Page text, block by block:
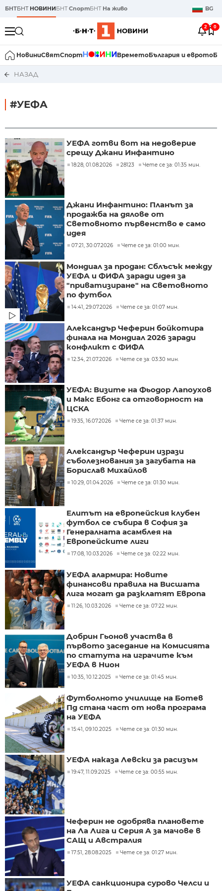
БНТБНТ НОВИНИБНТСпортБНТ На живо BG
2 0
НовиниСвятСпорт ВреметоБългария и еврото
НАЗАД
#УЕФА
УЕФА готви вот на недоверие
срещу Джани Инфантино
18:28, 01.08.2026 28123 Чете се за: 01:35 мин.
Джани Инфантино: Планът за
продажба на дялове от
Световното първенство е само
идея
07:21, 30.07.2026 Чете се за: 01:00 мин.
Мондиал за продан: Сблъсък между
УЕФА и ФИФА заради идея за
"приватизиране" на Световното
по футбол
14:41, 29.07.2026 Чете се за: 01:07 мин.
Александър Чеферин бойкотира
финала на Мондиал 2026 заради
конфликт с ФИФА
12:34, 21.07.2026 Чете се за: 03:30 мин.
УЕФА: Визите на Фьодор Лапоухов
и Макс Ебонг са отговорност на
ЦСКА
19:35, 16.07.2026 Чете се за: 01:37 мин.
Александър Чеферин изрази
съболезнования за загубата на
Борислав Михайлов
10:29, 01.04.2026 Чете се за: 01:30 мин.
Елитът на европейския клубен
футбол се събира в София за
Генералната асамблея на
Европейските лиги
17:08, 10.03.2026 Чете се за: 02:22 мин.
УЕФА алармира: Новите
финансови правила на Висшата
лига могат да разклатят Европа
11:26, 10.03.2026 Чете се за: 07:22 мин.
Добрин Гьонов участва в
първото заседание на Комисията
по статута на играчите към
УЕФА в Нион
10:35, 10.12.2025 Чете се за: 01:45 мин.
Футболното училище на Ботев
Пд стана част от нова програма
на УЕФА
15:41, 09.10.2025 Чете се за: 01:30 мин.
УЕФА наказа Левски за расизъм
19:47, 11.09.2025 Чете се за: 00:55 мин.
Чеферин не одобрява плановете
на Ла Лига и Серия А за мачове в
САЩ и Австралия
17:51, 28.08.2025 Чете се за: 01:27 мин.
УЕФА санкционира сурово Челси и